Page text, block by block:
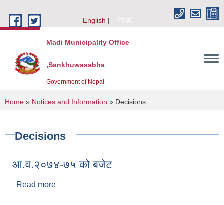
English
नेपाली
Madi Municipality Office
,Sankhuwasabha
Government of Nepal
You are here
Home » Notices and Information » Decisions
Decisions
आ.व.२०७४-७५ को बजेट
Read more